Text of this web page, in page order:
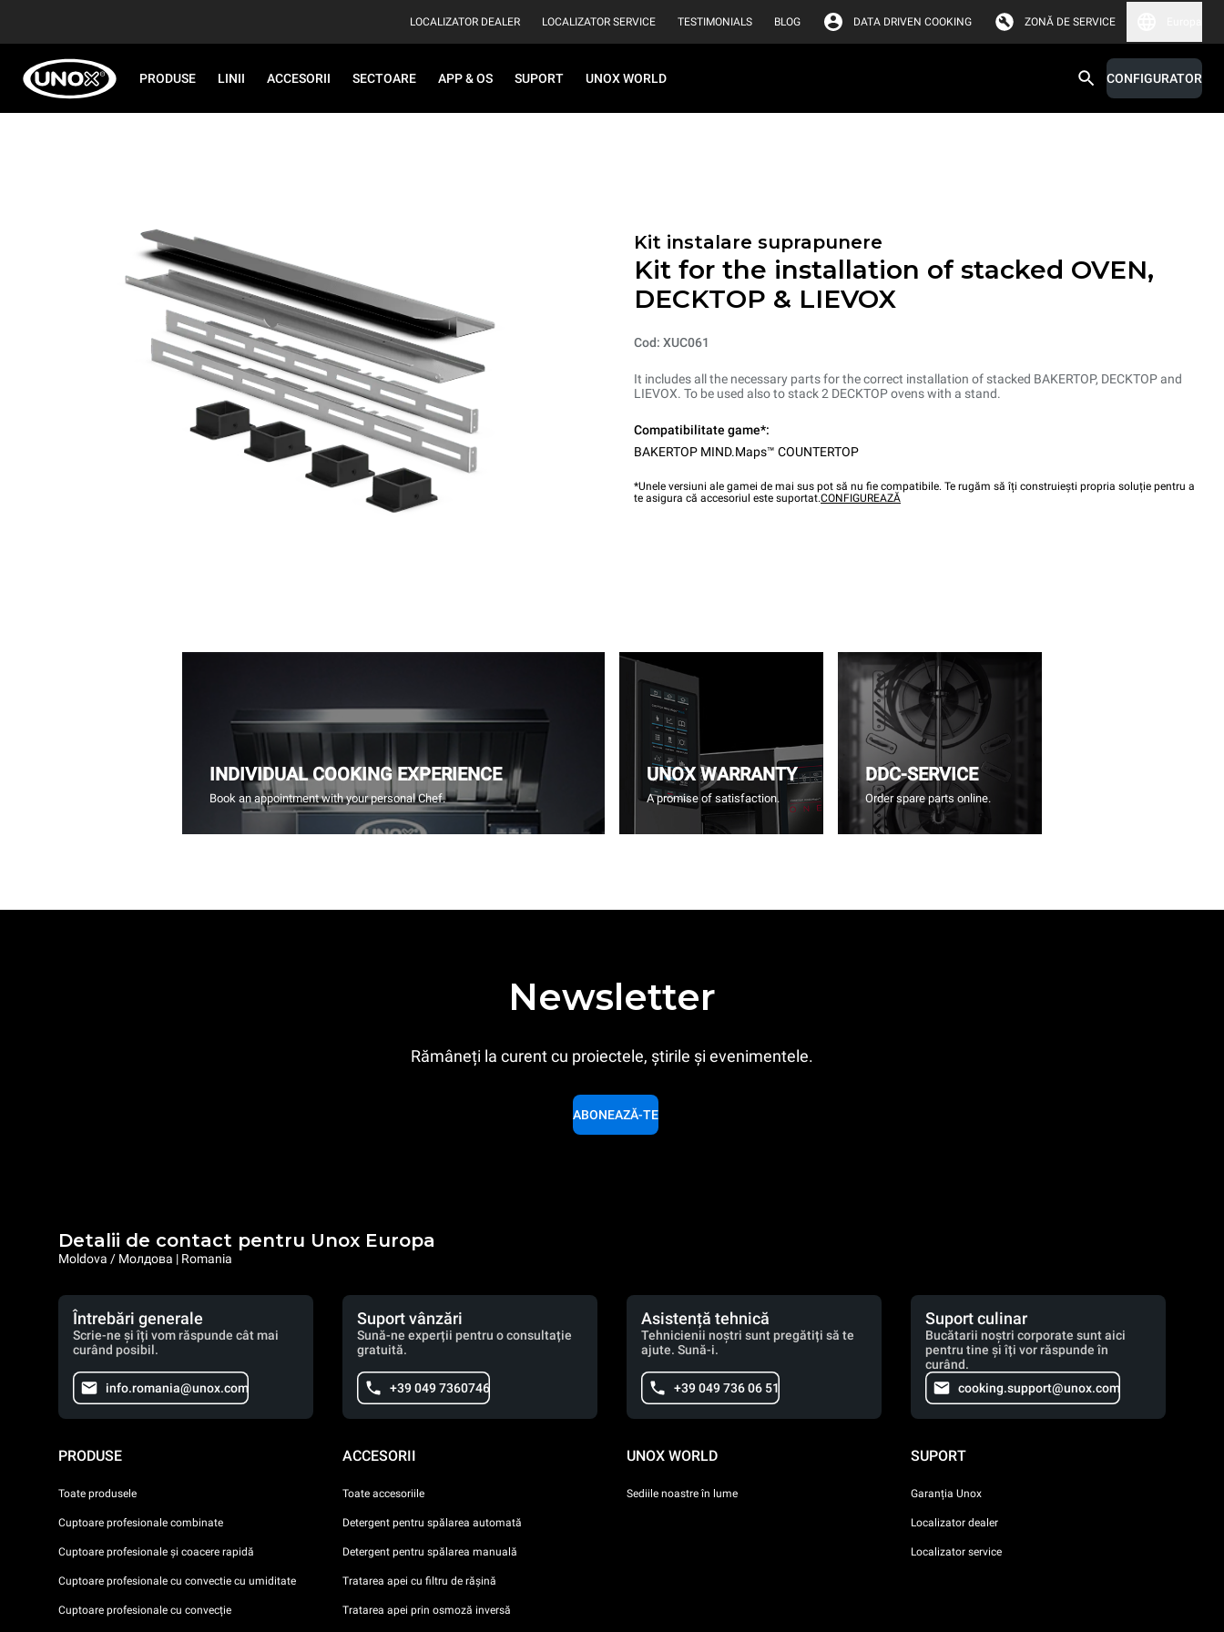
LOCALIZATOR DEALER LOCALIZATOR SERVICE TESTIMONIALS BLOG DATA DRIVEN COOKING ZONĂ DE SERVICE
PRODUSE LINII ACCESORII SECTOARE APP & OS SUPORT UNOX WORLD CONFIGURATOR
Kit instalare suprapunere
Kit for the installation of stacked OVEN,
DECKTOP & LIEVOX
Cod: XUC061
It includes all the necessary parts for the correct installation of stacked BAKERTOP, DECKTOP and
LIEVOX. To be used also to stack 2 DECKTOP ovens with a stand.
Compatibilitate game*:
BAKERTOP MIND.Maps™ COUNTERTOP
*Unele versiuni ale gamei de mai sus pot să nu fie compatibile. Te rugăm să îți construiești propria soluție pentru a
te asigura că accesoriul este suportat.CONFIGUREAZĂ
INDIVIDUAL COOKING EXPERIENCE
Book an appointment with your personal Chef.
UNOX WARRANTY
A promise of satisfaction.
DDC-SERVICE
Order spare parts online.
Newsletter
Rămâneți la curent cu proiectele, știrile și evenimentele.
ABONEAZĂ-TE
Detalii de contact pentru Unox Europa
Moldova / Молдова | Romania
Întrebări generale
Scrie-ne și îți vom răspunde cât mai
curând posibil.
info.romania@unox.com
Suport vânzări
Sună-ne experții pentru o consultație
gratuită.
+39 049 7360746
Asistență tehnică
Tehnicienii noștri sunt pregătiți să te
ajute. Sună-i.
+39 049 736 06 51
Suport culinar
Bucătarii noștri corporate sunt aici
pentru tine și îți vor răspunde în
curând.
cooking.support@unox.com
PRODUSE
Toate produsele
Cuptoare profesionale combinate
Cuptoare profesionale și coacere rapidă
Cuptoare profesionale cu convectie cu umiditate
Cuptoare profesionale cu convecție
ACCESORII
Toate accesoriile
Detergent pentru spălarea automată
Detergent pentru spălarea manuală
Tratarea apei cu filtru de rășină
Tratarea apei prin osmoză inversă
UNOX WORLD
Sediile noastre în lume
SUPORT
Garanția Unox
Localizator dealer
Localizator service